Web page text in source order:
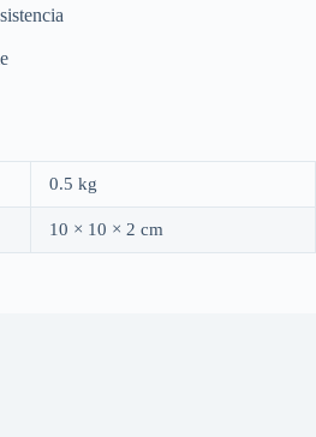
0.5 kg
10 × 10 × 2 cm